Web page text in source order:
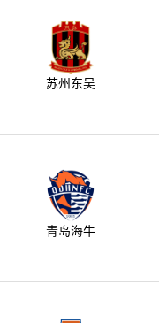
苏州东吴
青岛海牛